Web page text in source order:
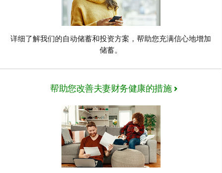
详细了解我们的自动储蓄和投资方案，帮助您充满信心地增加
储蓄。
帮助您改善夫妻财务健康的措施